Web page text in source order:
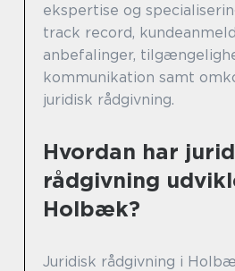
ekspertise og
track record,
anbefalinger,
kommunikation samt
juridisk rådgivning.
Hvordan har
rådgivning
Holbæk?
Juridisk rådgivning i